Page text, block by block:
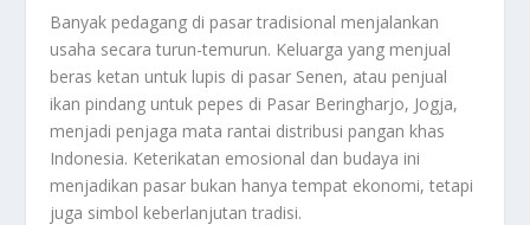
Banyak pedagang di pasar tradisional menjalankan
usaha secara turun-temurun. Keluarga yang menjual
beras ketan untuk lupis di pasar Senen, atau penjual
ikan pindang untuk pepes di Pasar Beringharjo, Jogja,
menjadi penjaga mata rantai distribusi pangan khas
Indonesia. Keterikatan emosional dan budaya ini
menjadikan pasar bukan hanya tempat ekonomi, tetapi
juga simbol keberlanjutan tradisi.